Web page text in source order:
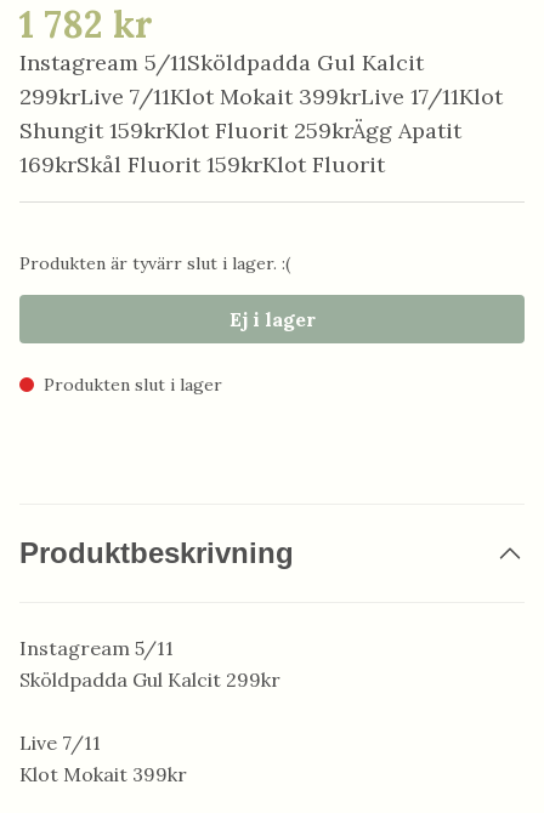
1 782 kr
Instagream 5/11Sköldpadda Gul Kalcit
299krLive 7/11Klot Mokait 399krLive 17/11Klot
Shungit 159krKlot Fluorit 259krÄgg Apatit
169krSkål Fluorit 159krKlot Fluorit
Produkten är tyvärr slut i lager. :(
Ej i lager
Produkten slut i lager
Produktbeskrivning
Instagream 5/11
Sköldpadda Gul Kalcit 299kr
Live 7/11
Klot Mokait 399kr